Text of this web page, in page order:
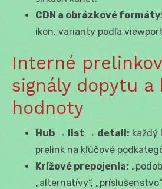
CDN a obrázkové
ikon, varianty podľa
Interné
signály dopytu a
hodnoty
Hub → list → detail: každý
prelink na kľúčové
Krížové prepojenia:
„alternatívy“,